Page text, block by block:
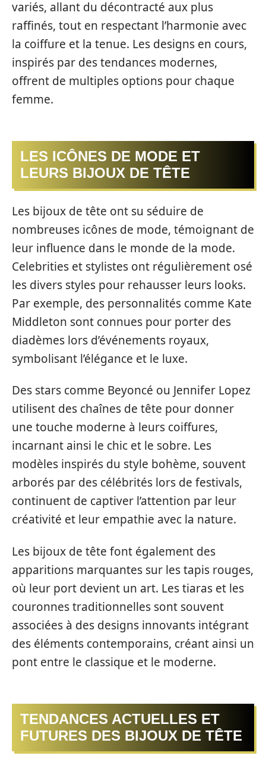
variés, allant du décontracté aux plus
raffinés, tout en respectant l’harmonie avec
la coiffure et la tenue. Les designs en cours,
inspirés par des tendances modernes,
offrent de multiples options pour chaque
femme.
LES ICÔNES DE MODE ET
LEURS BIJOUX DE TÊTE
Les bijoux de tête ont su séduire de
nombreuses icônes de mode, témoignant de
leur influence dans le monde de la mode.
Celebrities et stylistes ont régulièrement osé
les divers styles pour rehausser leurs looks.
Par exemple, des personnalités comme Kate
Middleton sont connues pour porter des
diadèmes lors d’événements royaux,
symbolisant l’élégance et le luxe.
Des stars comme Beyoncé ou Jennifer Lopez
utilisent des chaînes de tête pour donner
une touche moderne à leurs coiffures,
incarnant ainsi le chic et le sobre. Les
modèles inspirés du style bohème, souvent
arborés par des célébrités lors de festivals,
continuent de captiver l’attention par leur
créativité et leur empathie avec la nature.
Les bijoux de tête font également des
apparitions marquantes sur les tapis rouges,
où leur port devient un art. Les tiaras et les
couronnes traditionnelles sont souvent
associées à des designs innovants intégrant
des éléments contemporains, créant ainsi un
pont entre le classique et le moderne.
TENDANCES ACTUELLES ET
FUTURES DES BIJOUX DE TÊTE